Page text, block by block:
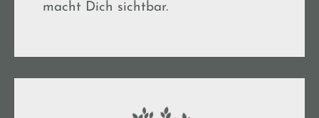
macht Dich sichtbar.